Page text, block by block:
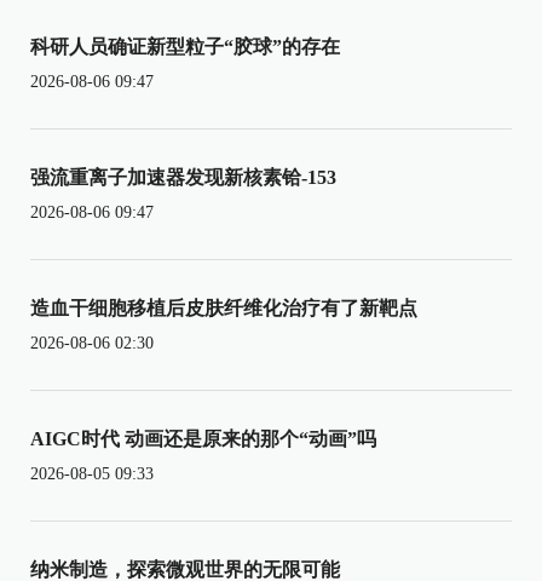
科研人员确证新型粒子“胶球”的存在
2026-08-06 09:47
强流重离子加速器发现新核素铪-153
2026-08-06 09:47
造血干细胞移植后皮肤纤维化治疗有了新靶点
2026-08-06 02:30
AIGC时代 动画还是原来的那个“动画”吗
2026-08-05 09:33
纳米制造，探索微观世界的无限可能